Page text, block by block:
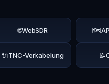
🌐WebSDR 🗺️
🔌TNC-Verkabelung 📝